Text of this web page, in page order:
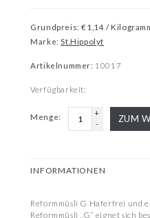
Grundpreis: €1,14 /
Marke: St.Hippolyt
Artikelnummer: 10017
Verfügbarkeit:
Menge:
+
-
ZUM
INFORMATIONEN
Reformmüsli G Haferfrei und
Reformmüsli „G“ eignet sich